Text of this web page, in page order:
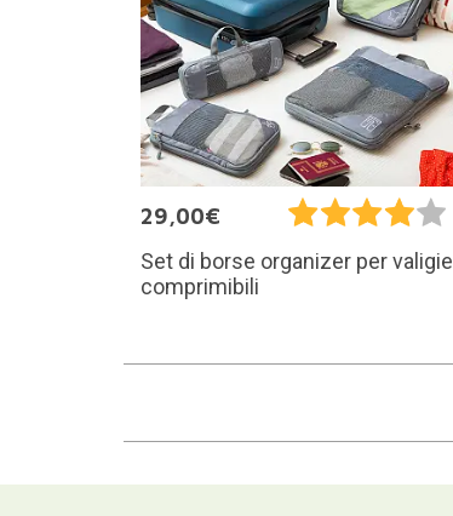
29,00€
Set di borse organizer per valigie
comprimibili